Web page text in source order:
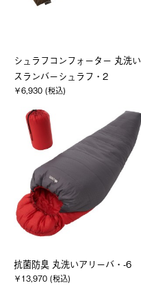
シュラフコンフォーター 丸洗い
スランバーシュラフ・2
￥6,930 (税込)
抗菌防臭 丸洗いアリーバ・-6
￥13,970 (税込)